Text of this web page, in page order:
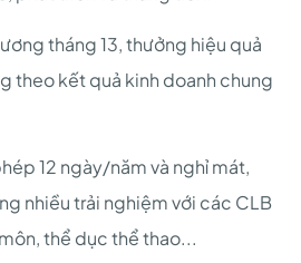
tháng 13, thưởng hiệu quả
theo kết quả kinh doanh chung
12 ngày/năm và nghỉ mát,
nhiều trải nghiệm với các CLB
thể dục thể thao...